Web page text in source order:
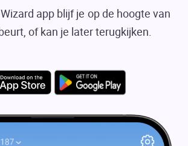
app blijf je op de hoogte van
of kan je later terugkijken.